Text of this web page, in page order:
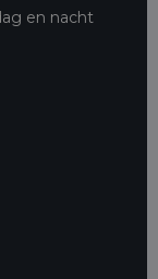
en nacht